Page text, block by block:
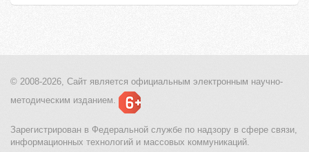
© 2008-2026, Сайт является официальным электронным научно-
методическим изданием.
Зарегистрирован в Федеральной службе по надзору в сфере связи,
информационных технологий и массовых коммуникаций.